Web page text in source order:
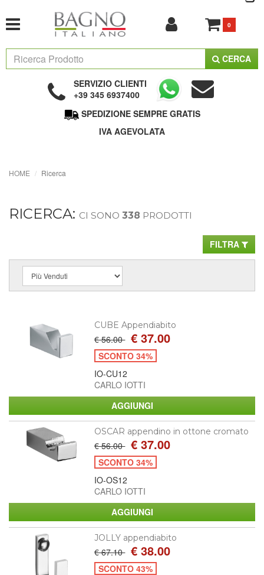
0
CERCA
SERVIZIO CLIENTI
+39 345 6937400
SPEDIZIONE SEMPRE GRATIS
IVA AGEVOLATA
HOME Ricerca
RICERCA: CI SONO 338 PRODOTTI
FILTRA
CUBE Appendiabito
€ 56.00 € 37.00
SCONTO 34%
IO-CU12
CARLO IOTTI
OSCAR appendino in ottone cromato
€ 56.00 € 37.00
SCONTO 34%
IO-OS12
CARLO IOTTI
JOLLY appendiabito
€ 67.10 € 38.00
SCONTO 43%